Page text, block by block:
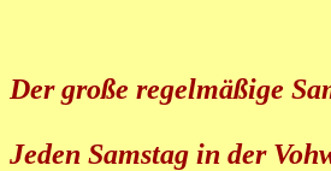
Der große regelmäßige
Jeden Samstag in der